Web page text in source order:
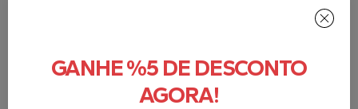
Nossos parceiros
GANHE %5 DE DESCONTO
AGORA!